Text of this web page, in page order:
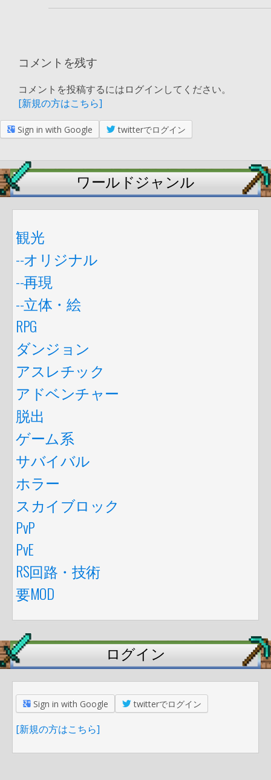
コメントを残す
コメントを投稿するにはログインしてください。
[新規の方はこちら]
Sign in with Google twitterでログイン
ワールドジャンル
観光
--オリジナル
--再現
--立体・絵
RPG
ダンジョン
アスレチック
アドベンチャー
脱出
ゲーム系
サバイバル
ホラー
スカイブロック
PvP
PvE
RS回路・技術
要MOD
ログイン
Sign in with Google twitterでログイン
[新規の方はこちら]